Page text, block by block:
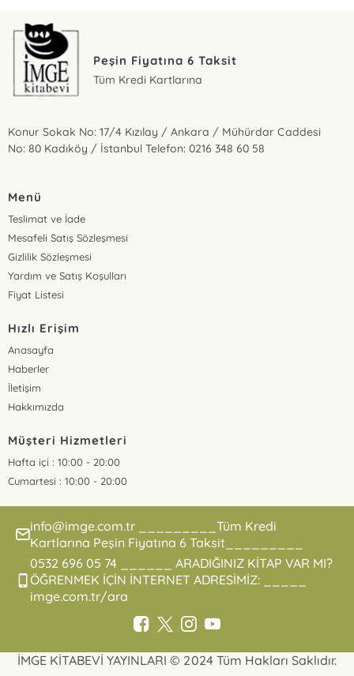
Peşin Fiyatına 6 Taksit
Tüm Kredi Kartlarına
Konur Sokak No: 17/4 Kızılay / Ankara / Mühürdar Caddesi
No: 80 Kadıköy / İstanbul Telefon: 0216 348 60 58
Menü
Teslimat ve İade
Mesafeli Satış Sözleşmesi
Gizlilik Sözleşmesi
Yardım ve Satış Koşulları
Fiyat Listesi
Hızlı Erişim
Anasayfa
Haberler
İletişim
Hakkımızda
Müşteri Hizmetleri
Hafta içi : 10:00 - 20:00
Cumartesi : 10:00 - 20:00
info@imge.com.tr _________Tüm Kredi
Kartlarına Peşin Fiyatına 6 Taksit_________
0532 696 05 74 ______ ARADIĞINIZ KİTAP VAR MI?
ÖĞRENMEK İÇİN İNTERNET ADRESİMİZ: _____
imge.com.tr/ara
İMGE KİTABEVİ YAYINLARI © 2024 Tüm Hakları Saklıdır.